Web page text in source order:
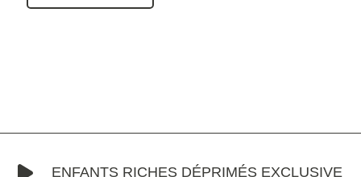
ENFANTS RICHES DÉPRIMÉS EXCLUSIVE